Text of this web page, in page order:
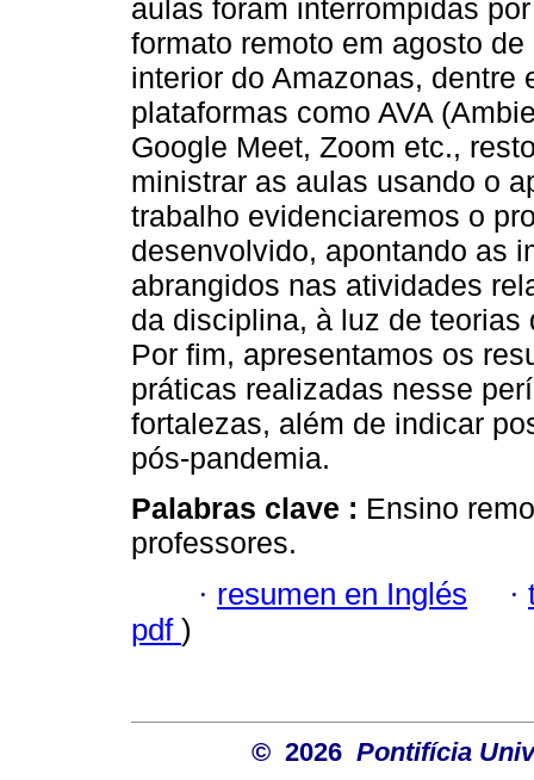
aulas foram interrompidas
formato remoto em agosto
interior do Amazonas, dentre
plataformas como AVA
Google Meet, Zoom etc.,
ministrar as aulas usando o
trabalho evidenciaremos o
desenvolvido, apontando as
abrangidos nas atividades
da disciplina, à luz de
Por fim, apresentamos os
práticas realizadas nesse
fortalezas, além de indicar
pós-pandemia.
Palabras clave : Ensino
professores.
· resumen en Inglés ·
pdf )
© 2026 Pontifícia